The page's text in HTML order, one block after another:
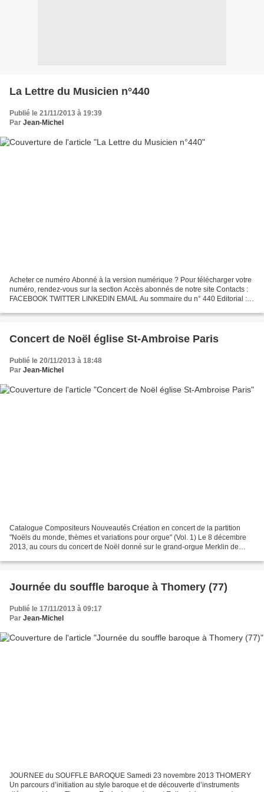
La Lettre du Musicien n°440
Publié le 21/11/2013 à 19:39
Par Jean-Michel
Acheter ce numéro Abonné à la version numérique ? Pour télécharger votre
numéro, rendez-vous sur la section Accès abonnés de notre site Contacts :
FACEBOOK TWITTER LINKEDIN EMAIL Au sommaire du n° 440 Editorial :
Concert de Noël église St-Ambroise Paris
Publié le 20/11/2013 à 18:48
Par Jean-Michel
Catalogue Compositeurs Nouveautés Création en concert de la partition
"Noëls du monde, thèmes et variations pour orgue" (Vol. 1) Le 8 décembre
2013, au cours du concert de Noël donné sur le grand-orgue Merklin de
Journée du souffle baroque à Thomery (77)
Publié le 17/11/2013 à 09:17
Par Jean-Michel
JOURNEE du SOUFFLE BAROQUE Samedi 23 novembre 2013 THOMERY
Un parcours d’initiation au style baroque et de découverte d’instruments